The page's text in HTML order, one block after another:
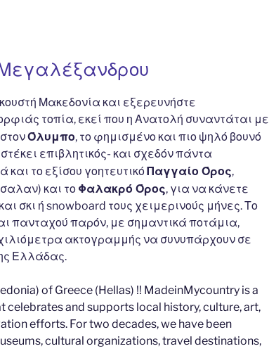
er
Μακεδονία και εξερευνήστε
τοπία, εκεί που η Ανατολή συναντάται με
Όλυμπο, το φημισμένο και πιο ψηλό βουνό
επιβλητικός- και σχεδόν πάντα
και το εξίσου γοητευτικόΠαγγαίο Όρος,
και το Φαλακρό Όρος, για να κάνετε
σκι ή snowboard τους χειμερινούς μήνες. Το
πανταχού παρόν, με σημαντικά ποτάμια,
ακτογραμμής να συνυπάρχουν σε
Ελλάδας.